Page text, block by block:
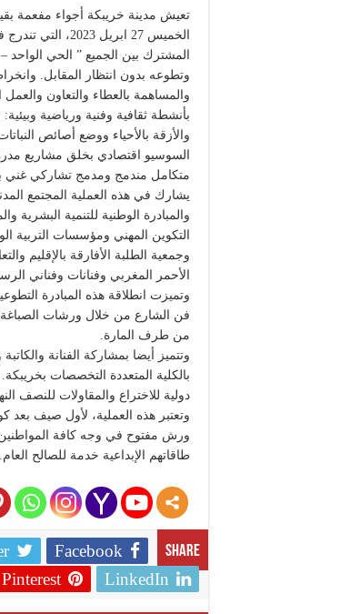
تعيش مدينة خريبكة أجواء مفعمة
الخميس 27 ابريل
المشترك بين الجميع ” الحي الواحد
وتطوعه بدون انتظار المقابل.
والمساهمة بالعطاء والتعاون والعمل
بأنشطة ثقافية وفنية ورياضية
والأزقة بالأحياء ووضع أصائص
السوسيو اقتصادي بخلق مشاريع
متكامل مندمج ومدمج تشاركي غني
يشارك في هذه العملية المجتمع
والمبادرة الوطنية للتنمية
التكوين المهني ومؤسسات التربية
وجمعية الطلبة الأفارقة بالإقليم
الأحمر المغربي وفنانات وفناني
وتميزت انطلاقة هذه المبادرة
فن الشارع من خلال ورشات الصباغة:
من طرف المارة.
وتتميز أيضا بمشاركة الفنانة
بالكلية المتعددة التخصصات
دولية للاختراع والمقاولات للنصف
وتعتبر هذه العملية، لأول صيف بعد
ورش مفتوح في وجه كافة
طاقاتهم الإبداعية خدمة للصالح العام.
Share
Facebook
LinkedIn
Pinterest